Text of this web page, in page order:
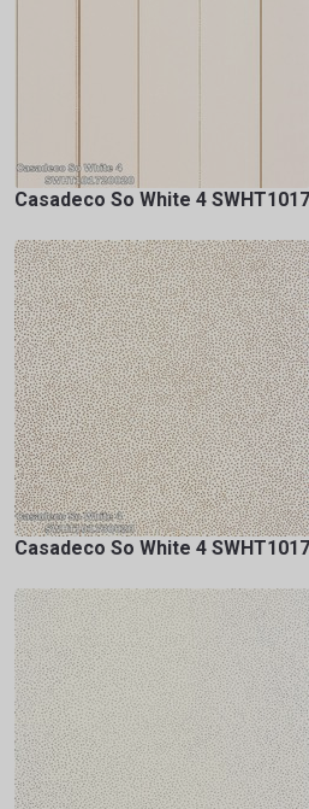
Casadeco So White 4
Casadeco So White 4